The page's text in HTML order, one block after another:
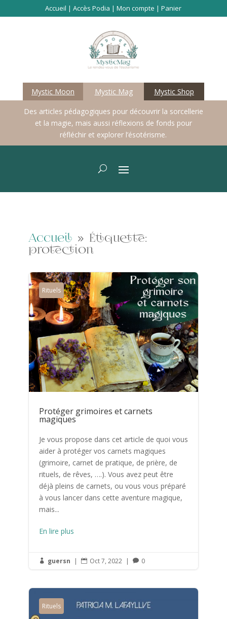
Accueil |Accès Podia |Mon compte |Panier
Mystic Moon Mystic Mag Mystic Shop
Des articles pédagogiques pour découvrir la sorcellerie
et la magie, mais aussi réflexions de fonds pour
réfléchir et explorer l’ésotérisme.
Accueil 9 Étiquette:
protection
Rituels
Protéger grimoires et carnets
magiques
Je vous propose dans cet article de quoi vous
aider à protéger vos carnets magiques
(grimoire, carnet de pratique, de prière, de
rituels, de rêves, ….). Vous avez peut être
déjà pleins de carnets, ou vous vous préparé
à vous lancer dans cette aventure magique,
mais...
En lire plus
 guersn |  Oct 7, 2022 |  0
Rituels